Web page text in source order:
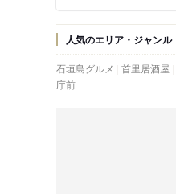
人気のエリア・ジャンル
石垣島グルメ 首里居酒屋
庁前